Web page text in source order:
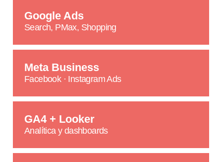
Google Ads
Search, PMax, Shopping
Meta Business
Facebook · Instagram Ads
GA4 + Looker
Analítica y dashboards